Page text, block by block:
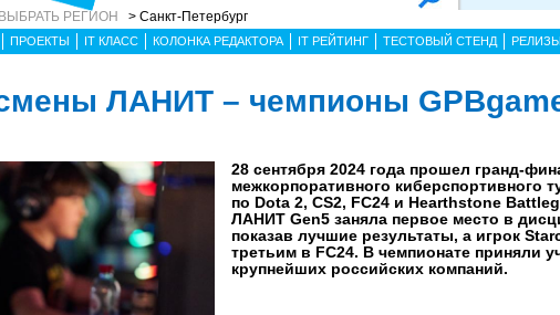
ВЫБРАТЬ РЕГИОН > Санкт-Петербург
ПРОЕКТЫ IT КЛАСС КОЛОНКА РЕДАКТОРА IT РЕЙТИНГ ТЕСТОВЫЙ СТЕНД
ЛАНИТ – чемпионы
28 сентября 2024 года прошел гранд-
межкорпоративного киберспортивного
по Dota 2, CS2, FC24 и Hearthstone
ЛАНИТ Gen5 заняла первое место в
показав лучшие результаты, а игрок
третьим в FC24. В чемпионате приняли
крупнейших российских компаний.